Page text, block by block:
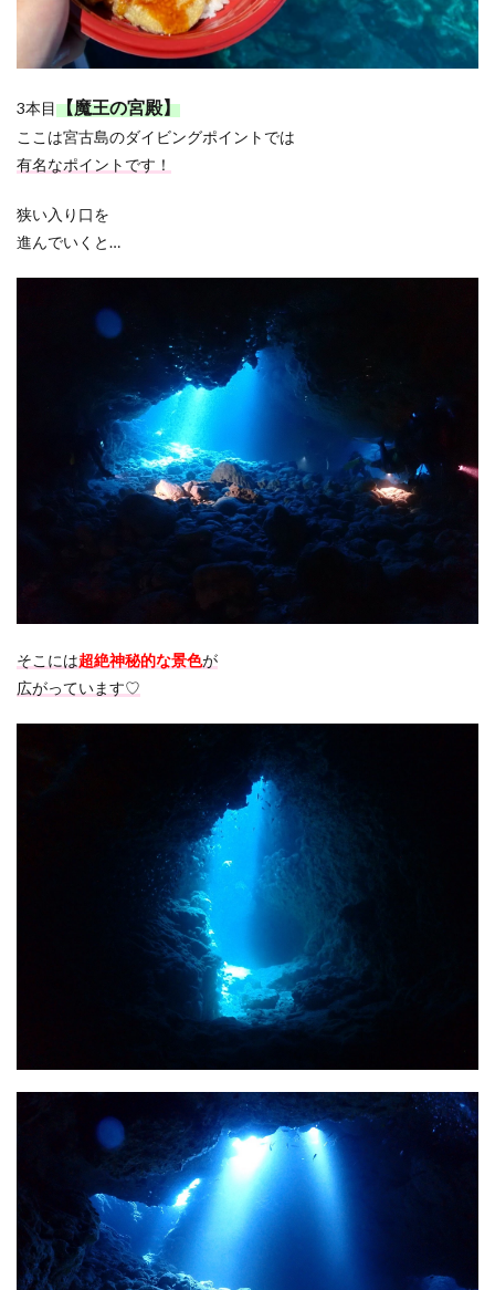
3本目【魔王の宮殿】
ここは宮古島のダイビングポイントでは
有名なポイントです！
狭い入り口を
進んでいくと…
そこには超絶神秘的な景色が
広がっています♡